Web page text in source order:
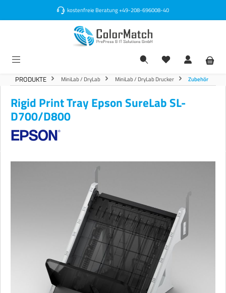
kostenfreie Beratung+49-208-696008-40
PRODUKTE MiniLab / DryLab MiniLab / DryLab Drucker Zubehör
Rigid Print Tray Epson SureLab SL-
D700/D800